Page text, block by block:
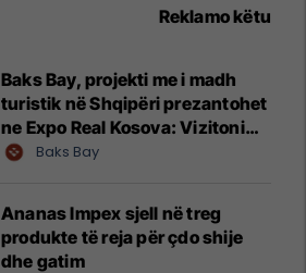
Reklamo këtu
Baks Bay, projekti me i madh
turistik në Shqipëri prezantohet
ne Expo Real Kosova: Vizitoni
shtandin dhe zbuloni
Baks Bay
Ananas Impex sjell në treg
produkte të reja për çdo shije
dhe gatim